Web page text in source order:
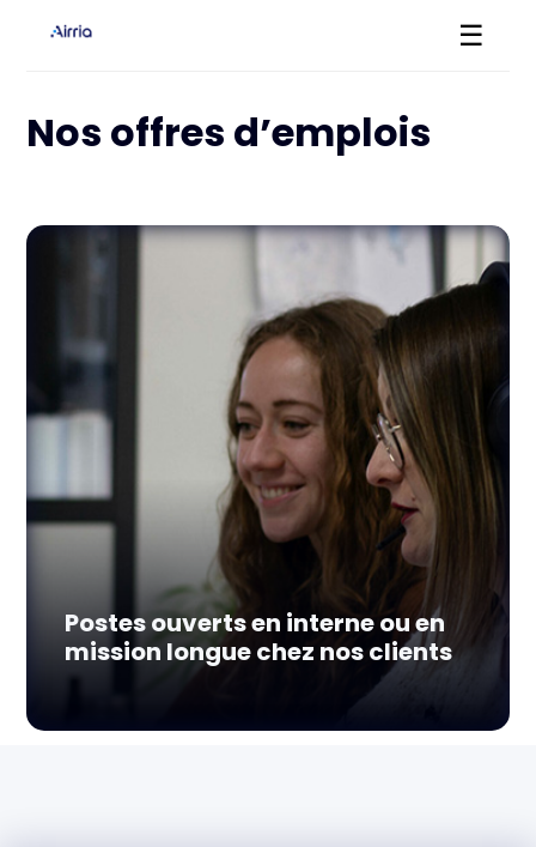
☰
Nos offres d’emplois
Postes ouverts en interne ou en
mission longue chez nos clients